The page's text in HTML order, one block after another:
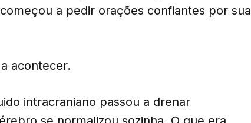
a pedir orações confiantes por sua
acontecer.
intracraniano passou a drenar